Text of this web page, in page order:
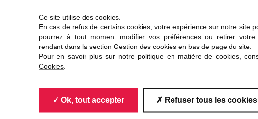
Ce site utilise des cookies.
En cas de refus de certains cookies, votre expérience sur notre site
pourrez à tout moment modifier vos préférences ou retirer votre
rendant dans la section Gestion des cookies en bas de page du site.
Pour en savoir plus sur notre politique en matière de cookies,
Cookies
Ok, tout accepter Refuser tous les cookies
: 15 kV
(ou spectres) avec ou sans témoin
l’intensité électronique sont laissés à votre choix
tous les instruments à votre disposition (chaque instrument fera